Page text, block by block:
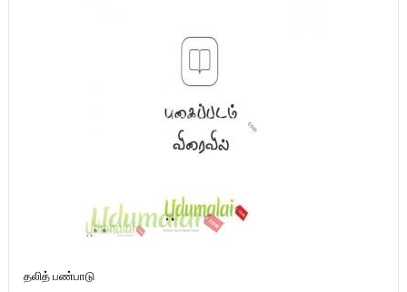
தலித் பண்பாடு